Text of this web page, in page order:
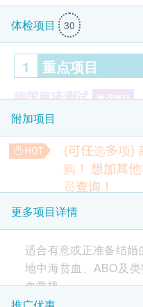
$50 百佳电子礼券
体检项目 30
1 重点项目
德国麻疹测试 重点项目
德国麻疹抗体化验
基本项目
基本健康评估
血压
脉搏率
体重
血液检查
附加项目
(可任选多项)
购！ 想加其
员查询！
艾滋病（1+2）抗体
檢查血液內愛滋病抗體
340.0
甲状腺素检验
有助更准确反映甲状腺的
HK$
更多项目详情
适合有意或正准备结婚
地中海贫血、ABO及类
血常规。